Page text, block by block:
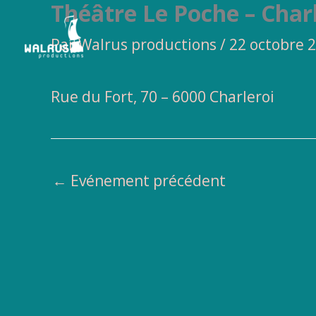
contenu
Théâtre Le Poche –
ParWalrus productions / 22 octobre
Rue du Fort, 70 – 6000 Charleroi
← Evénement précédent